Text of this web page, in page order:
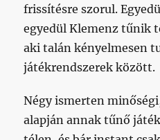
frissítésre szorul.
egyedül Klemenz tűnik
aki talán kényelmesen
játékrendszerek között.
Négy ismerten
alapján annak tűnő